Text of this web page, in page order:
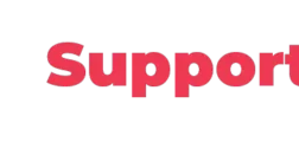
contenu